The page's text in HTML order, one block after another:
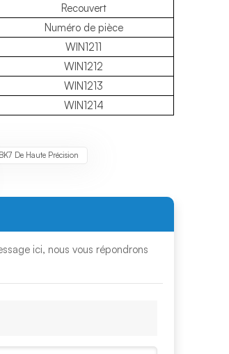
Recouvert
Numéro de pièce
WIN1211
WIN1212
WIN1213
WIN1214
De Haute Précision
ici, nous vous répondrons